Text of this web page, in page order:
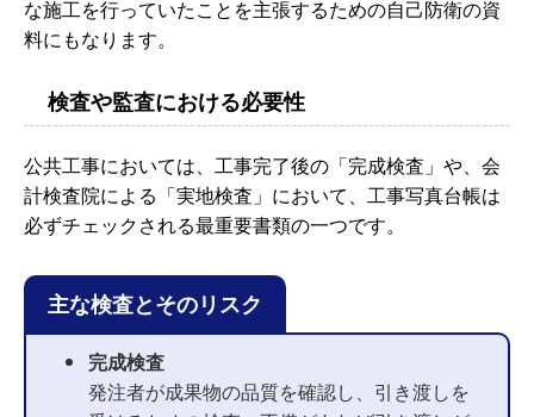
な施工を行っていたことを主張するための自己防衛の資
料にもなります。
検査や監査における必要性
公共工事においては、工事完了後の「完成検査」や、会
計検査院による「実地検査」において、工事写真台帳は
必ずチェックされる最重要書類の一つです。
主な検査とそのリスク
完成検査
発注者が成果物の品質を確認し、引き渡しを